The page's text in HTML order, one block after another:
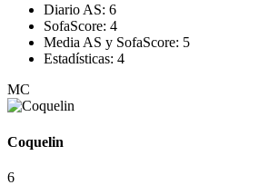
Diario AS: 6
SofaScore: 4
Media AS y SofaScore: 5
Estadísticas: 4
MC
Coquelin
6